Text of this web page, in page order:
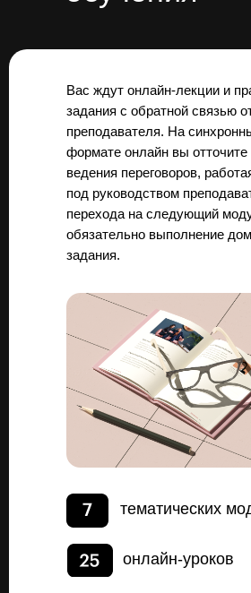
Вас ждут онлайн-лекции и
задания с обратной связью
преподавателя. На
формате онлайн вы
ведения переговоров,
под руководством
перехода на следующий
обязательно выполнение
задания.
тематических
онлайн-уроков